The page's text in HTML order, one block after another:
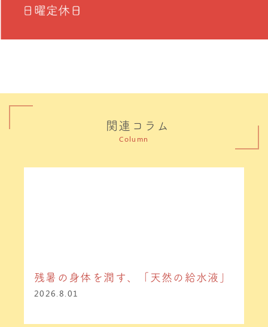
関連コラム
Column
残暑の身体を潤す、「天然の給水液」
2026.8.01